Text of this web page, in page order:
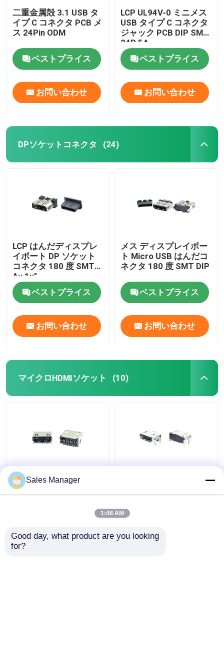
二重金属殻 3.1 USB タ
イプ C コネクタ PCB メ
ス 24Pin ODM
ベストプライス
お問い合わせ
LCP UL94V-0 ミニメス
USB タイプ C コネクタ
ジャック PCB DIP SMT
24P 5A
ベストプライス
お問い合わせ
DPソケットコネクタ (24)
LCP はんだディスプレ
イポート DP ソケット
コネクタ 180 度 SMT
Au 1u"
ベストプライス
お問い合わせ
メス ディスプレイポー
ト Micro USB はんだコ
ネクタ 180 度 SMT DIP
ベストプライス
お問い合わせ
マイクロHDMIソケット (10)
LCP ブラック マイクロ
HDMI ソケット コネク
STD パネル GRD フラン
トパネル Grd フランジ
Sales Manager
1:48 AM
Good day, what product are you looking
for?